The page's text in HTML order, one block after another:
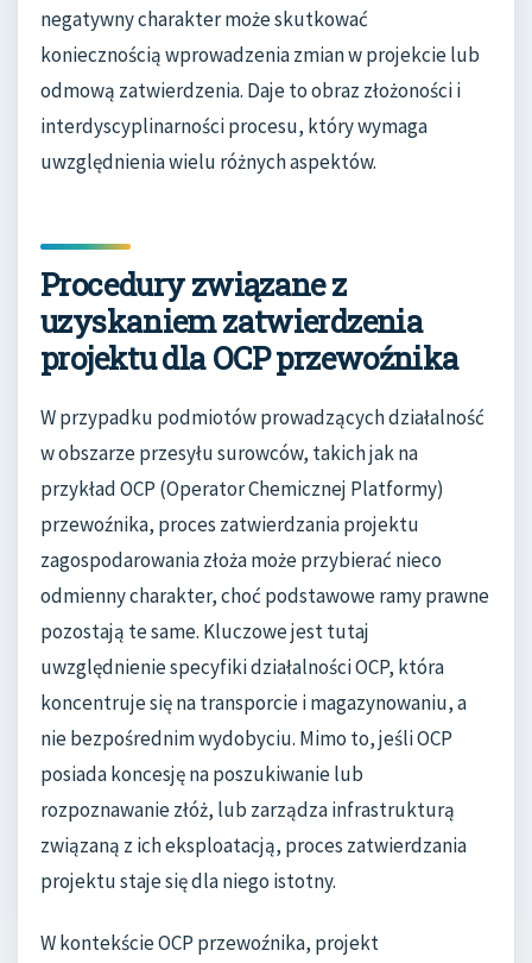
negatywny charakter może skutkować
koniecznością wprowadzenia zmian w projekcie lub
odmową zatwierdzenia. Daje to obraz złożoności i
interdyscyplinarności procesu, który wymaga
uwzględnienia wielu różnych aspektów.
Procedury związane z
uzyskaniem zatwierdzenia
projektu dla OCP przewoźnika
W przypadku podmiotów prowadzących działalność
w obszarze przesyłu surowców, takich jak na
przykład OCP (Operator Chemicznej Platformy)
przewoźnika, proces zatwierdzania projektu
zagospodarowania złoża może przybierać nieco
odmienny charakter, choć podstawowe ramy prawne
pozostają te same. Kluczowe jest tutaj
uwzględnienie specyfiki działalności OCP, która
koncentruje się na transporcie i magazynowaniu, a
nie bezpośrednim wydobyciu. Mimo to, jeśli OCP
posiada koncesję na poszukiwanie lub
rozpoznawanie złóż, lub zarządza infrastrukturą
związaną z ich eksploatacją, proces zatwierdzania
projektu staje się dla niego istotny.
W kontekście OCP przewoźnika, projekt